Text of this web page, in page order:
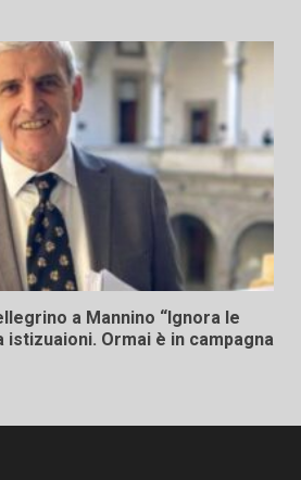
a Mannino “Ignora le
istizuaioni. Ormai è in campagna